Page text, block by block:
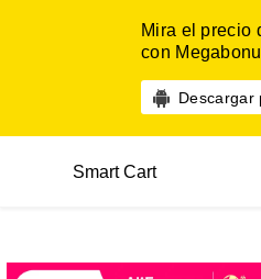
Mira el precio
con
Descargar
Smart Cart